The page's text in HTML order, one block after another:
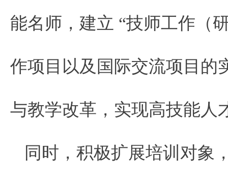
能名师，建立 “技师工作（
作项目以及国际交流项目的
与教学改革，实现高技能人
同时，积极扩展培训对象